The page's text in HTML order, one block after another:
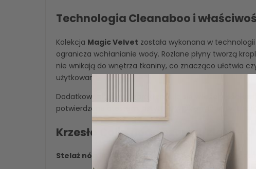
Technologia Cleanaboo i
Kolekcja Magic Velvet została wykonana w technologii
ogranicza wchłanianie wody. Rozlane płyny tworzą
nie wnikają do wnętrza tkaniny, co znacząco ułatwia
użytkowanie krzesła.
Dodatkowo tkanina charakteryzuje się
potwierdzone atestem Instytutu Włókiennictwa w Łodzi.
Krzesło Colin noga czarna/złota –
Stelaż nóg:
metal malowany proszkowo w kolorze